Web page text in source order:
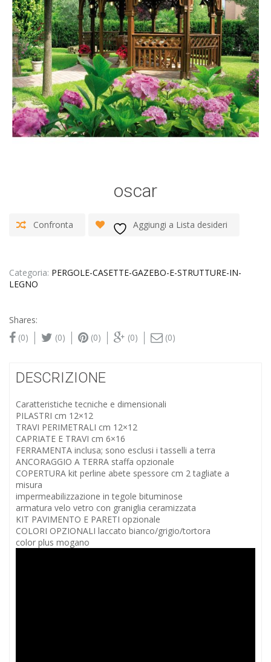
oscar
Confronta Aggiungi a Lista desideri
Categoria: PERGOLE-CASETTE-GAZEBO-E-STRUTTURE-IN-
LEGNO
Shares:
(0)
(0) (0) (0) (0)
DESCRIZIONE
Caratteristiche tecniche e dimensionali
PILASTRI cm 12×12
TRAVI PERIMETRALI cm 12×12
CAPRIATE E TRAVI cm 6×16
FERRAMENTA inclusa; sono esclusi i tasselli a terra
ANCORAGGIO A TERRA staffa opzionale
COPERTURA kit perline abete spessore cm 2 tagliate a
misura
impermeabilizzazione in tegole bituminose
armatura velo vetro con graniglia ceramizzata
KIT PAVIMENTO E PARETI opzionale
COLORI OPZIONALI laccato bianco/grigio/tortora
color plus mogano